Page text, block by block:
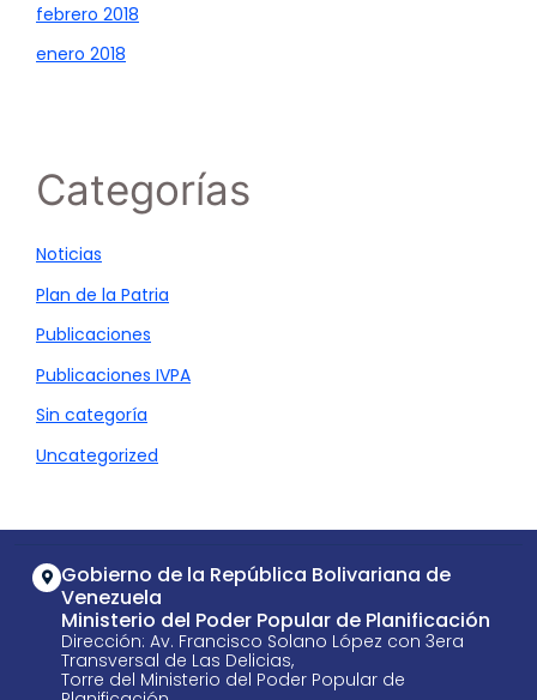
febrero 2018
enero 2018
Categorías
Noticias
Plan de la Patria
Publicaciones
Publicaciones IVPA
Sin categoría
Uncategorized
Gobierno de la República Bolivariana de
Venezuela
Ministerio del Poder Popular de Planificación
Dirección: Av. Francisco Solano López con 3era
Transversal de Las Delicias,
Torre del Ministerio del Poder Popular de